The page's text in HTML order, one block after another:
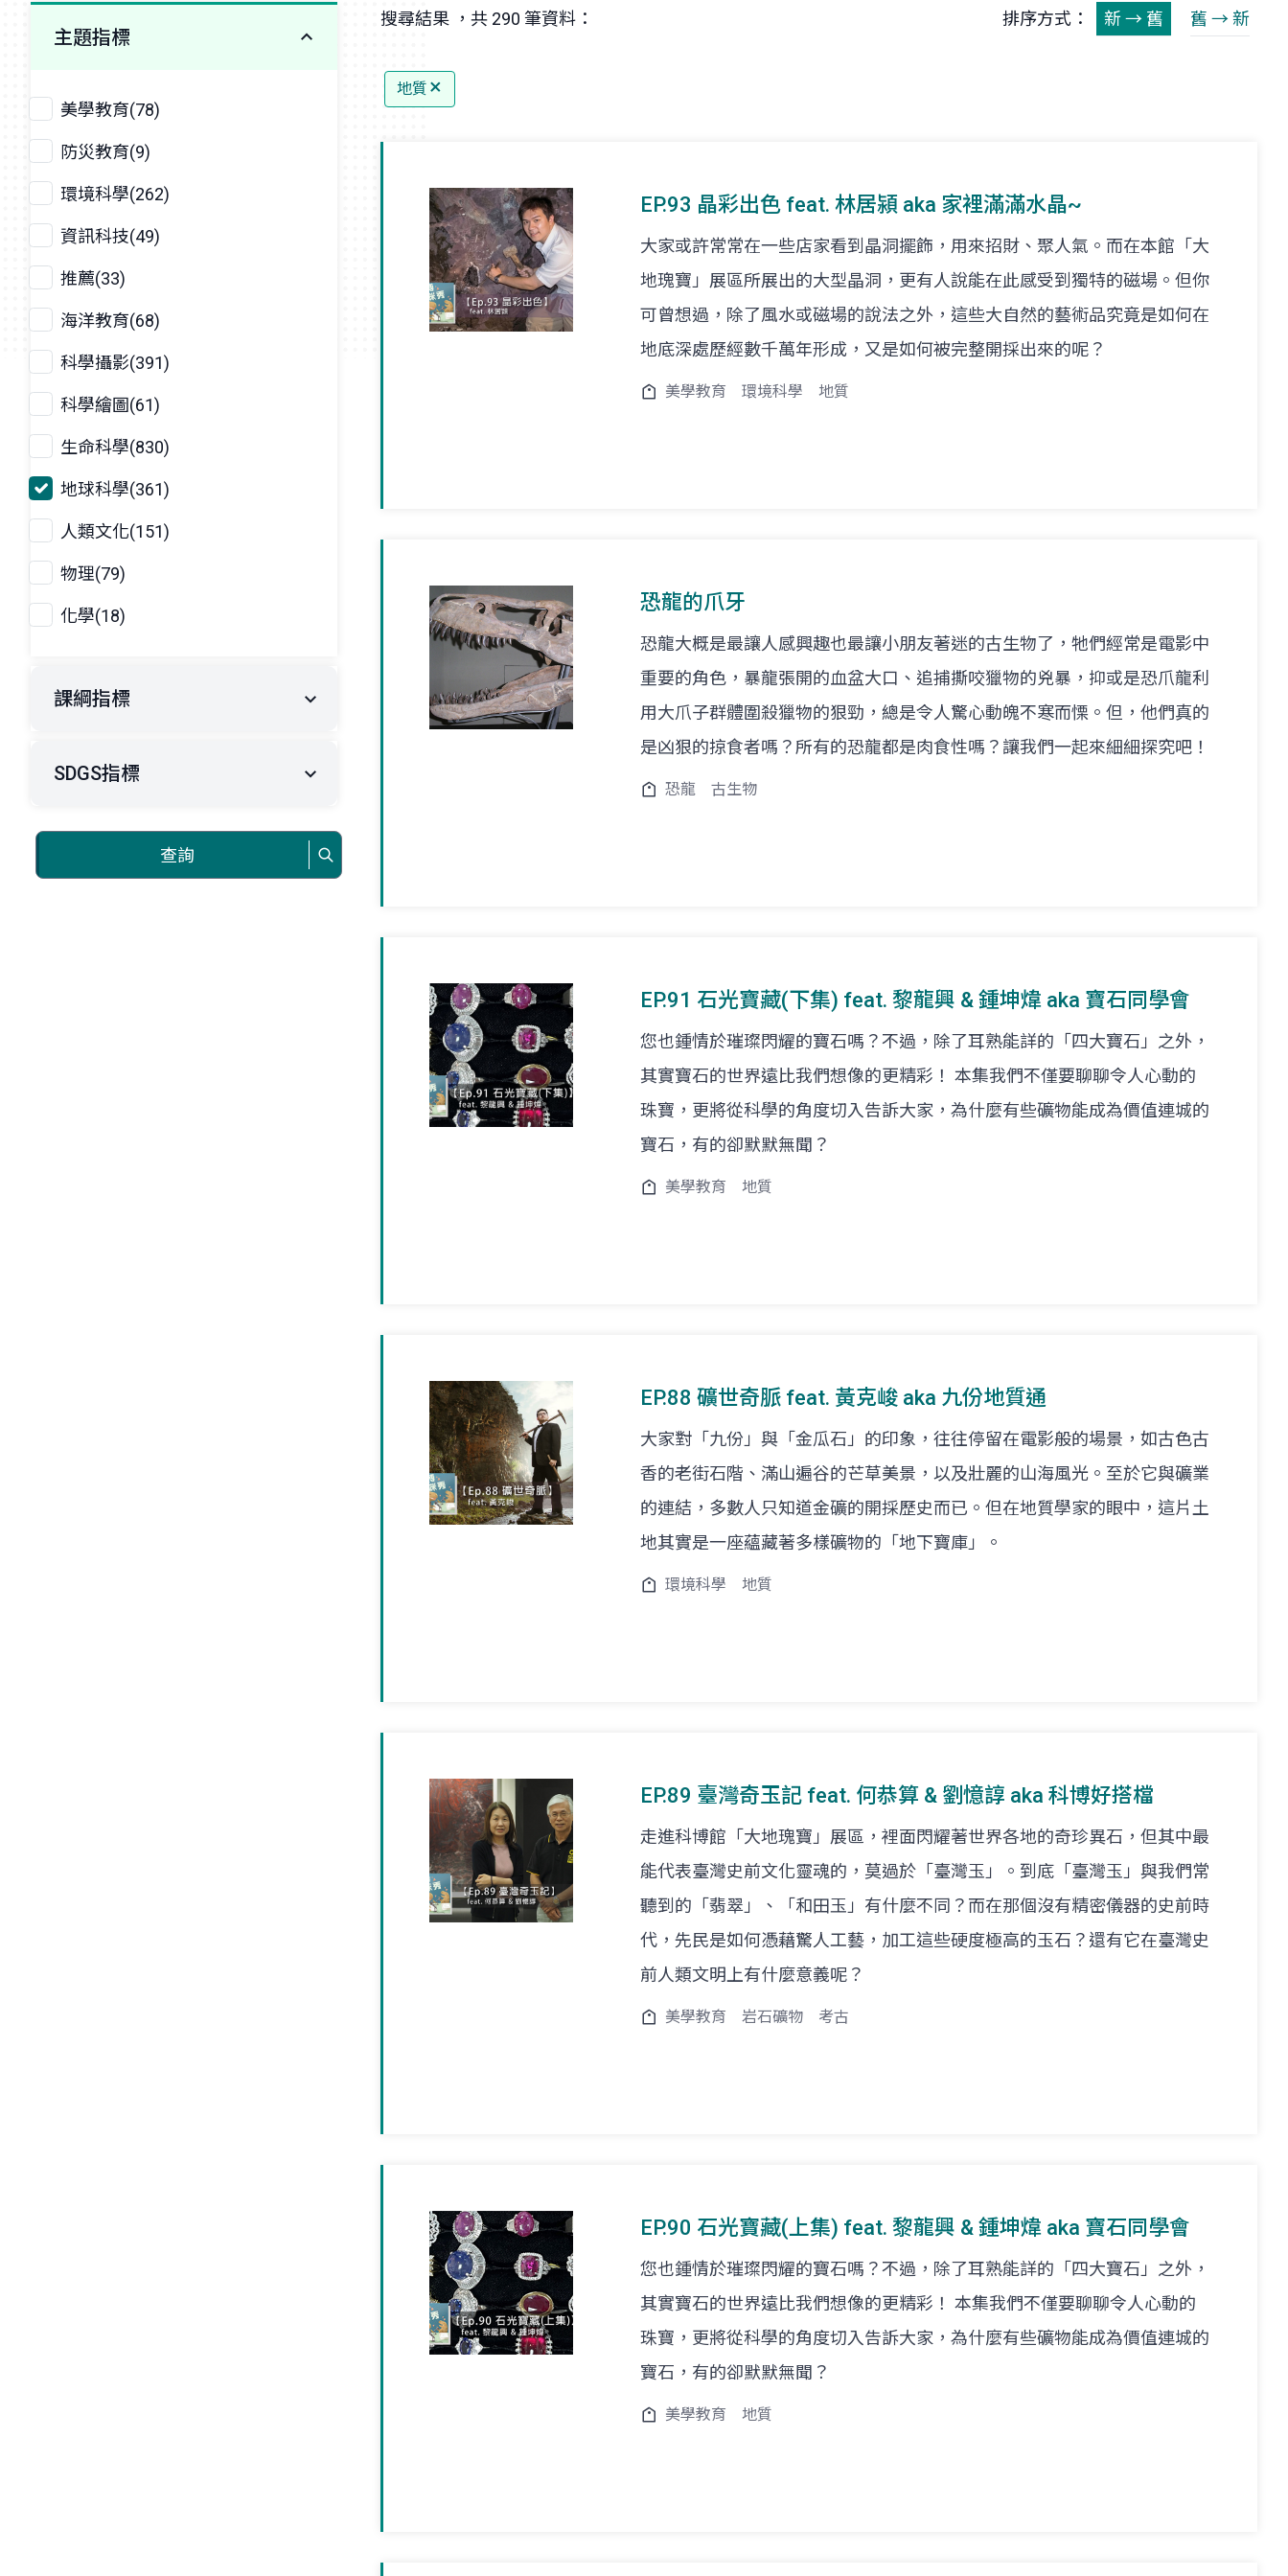
主題指標
美學教育(78)
防災教育(9)
環境科學(262)
資訊科技(49)
推薦(33)
海洋教育(68)
科學攝影(391)
科學繪圖(61)
生命科學(830)
地球科學(361)
人類文化(151)
物理(79)
化學(18)
課綱指標
SDGS指標
查詢
搜尋結果 ，共 290 筆資料： 排序方式： 新 → 舊 舊 → 新
地質
EP.93 晶彩出色 feat. 林居潁 aka 家裡滿滿水晶~
大家或許常常在一些店家看到晶洞擺飾，用來招財、聚人氣。而在本館「大
地瑰寶」展區所展出的大型晶洞，更有人說能在此感受到獨特的磁場。但你
可曾想過，除了風水或磁場的說法之外，這些大自然的藝術品究竟是如何在
地底深處歷經數千萬年形成，又是如何被完整開採出來的呢？
美學教育 環境科學 地質
恐龍的爪牙
恐龍大概是最讓人感興趣也最讓小朋友著迷的古生物了，牠們經常是電影中
重要的角色，暴龍張開的血盆大口、追捕撕咬獵物的兇暴，抑或是恐爪龍利
用大爪子群體圍殺獵物的狠勁，總是令人驚心動魄不寒而慄。但，他們真的
是凶狠的掠食者嗎？所有的恐龍都是肉食性嗎？讓我們一起來細細探究吧！
恐龍 古生物
EP.91 石光寶藏(下集) feat. 黎龍興 & 鍾坤煒 aka 寶石同學會
您也鍾情於璀璨閃耀的寶石嗎？不過，除了耳熟能詳的「四大寶石」之外，
其實寶石的世界遠比我們想像的更精彩！ 本集我們不僅要聊聊令人心動的
珠寶，更將從科學的角度切入告訴大家，為什麼有些礦物能成為價值連城的
寶石，有的卻默默無聞？
美學教育 地質
EP.88 礦世奇脈 feat. 黃克峻 aka 九份地質通
大家對「九份」與「金瓜石」的印象，往往停留在電影般的場景，如古色古
香的老街石階、滿山遍谷的芒草美景，以及壯麗的山海風光。至於它與礦業
的連結，多數人只知道金礦的開採歷史而已。但在地質學家的眼中，這片土
地其實是一座蘊藏著多樣礦物的「地下寶庫」。
環境科學 地質
EP.89 臺灣奇玉記 feat. 何恭算 & 劉憶諄 aka 科博好搭檔
走進科博館「大地瑰寶」展區，裡面閃耀著世界各地的奇珍異石，但其中最
能代表臺灣史前文化靈魂的，莫過於「臺灣玉」。到底「臺灣玉」與我們常
聽到的「翡翠」、「和田玉」有什麼不同？而在那個沒有精密儀器的史前時
代，先民是如何憑藉驚人工藝，加工這些硬度極高的玉石？還有它在臺灣史
前人類文明上有什麼意義呢？
美學教育 岩石礦物 考古
EP.90 石光寶藏(上集) feat. 黎龍興 & 鍾坤煒 aka 寶石同學會
您也鍾情於璀璨閃耀的寶石嗎？不過，除了耳熟能詳的「四大寶石」之外，
其實寶石的世界遠比我們想像的更精彩！ 本集我們不僅要聊聊令人心動的
珠寶，更將從科學的角度切入告訴大家，為什麼有些礦物能成為價值連城的
寶石，有的卻默默無聞？
美學教育 地質